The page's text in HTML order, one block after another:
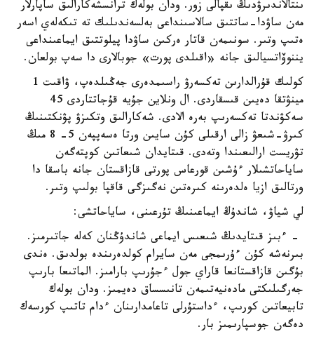
ىنتالاندىرۋدىڭ ىقپالى زور. ودان بولەك ترانسشەكارالىق ساپارلار
مەن ساۋدا-ساتتىق سالاسىنداعى بەلسەندىلىك تە تىكەلەي اسەر
ەتىپ وتىر. سونىمەن قاتار ەركىن ساۋدا پيلوتتىق ايماعىنداعى
يننوۆاتسيالىق جانە «اقىلدى پورت» جوبالارى دا سەپ بولعان.
كولىك قۇرالدارىن تەكسەرۋ راسىمدەرى جەڭىلدەپ، ۋاقىت 1
مينۋتقا دەيىن قىسقاردى. ال ونلاين جۇيە قۇجاتتاردى 45
سەكۋندتا تەكسەرىپ بەرە الادى. شەكارالىق وتكىزۋ پۋنكتىنىڭ
كىرۋ-شىعۋ زالى ارقىلى كۇن سايىن ورتا ەسەپپەن 5- 8 مىڭ
تۋريست ارالىعىندا وتەدى. قىتايدان شىعاتىن كوپتەگەن
ساياحاتشىلار ءۇشىن قورعاس پورتى قازاقستان جانە باسقا دا
ورتالىق ازيا ەلدەرىنە كىرەتىن نەگىزگى قاقپا بولىپ وتىر.
لي شياۋ، شاندۇڭ ايماعىنىڭ تۇرعىنى، ساياحاتشى:
- ءبىز قىتايدىڭ شىعىس ايماعى شاندۇڭنان كەلە جاتىرمىز.
بىرنەشە كۇن ءۇرىمجى مەن سايرام كولدەرىندە بولدىق. ەندى
بۇگىن قازاقستانعا قاراي جول ءجۇرىپ بارامىز. الماتىعا بارىپ
جەرگىلىكتى مادەنيەتىمەن تانىسساق دەيمىز. ودان بولەك
تابيعاتىن كورىپ، ءداستۇرلى تاعامدارىنان ءدام تاتىپ كورسەك
دەگەن جوسپارىمىز بار.